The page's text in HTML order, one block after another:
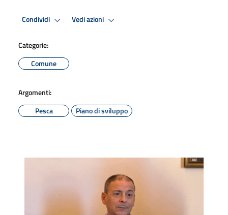
Condividi Vedi azioni
Categorie:
Comune
Argomenti:
Pesca
Piano di sviluppo